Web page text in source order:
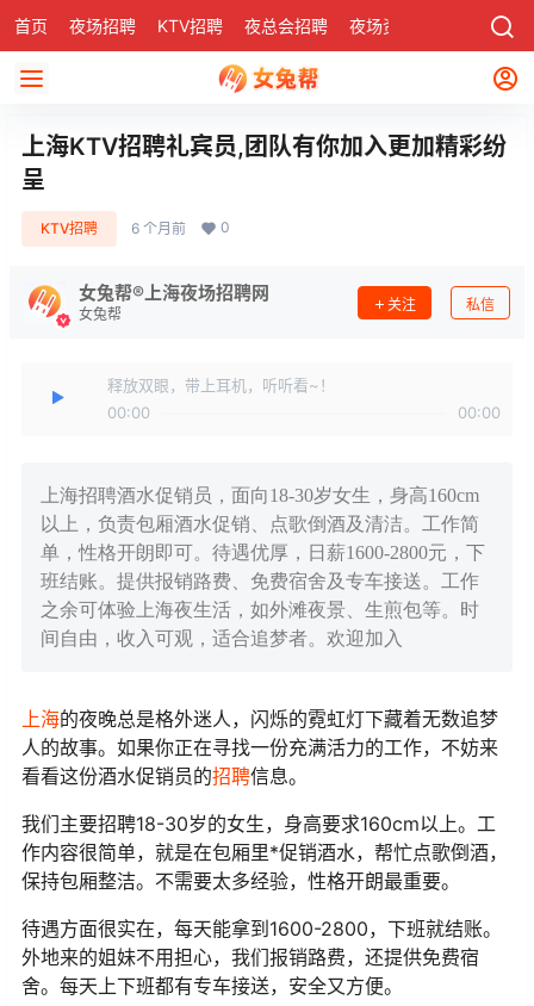
首页 夜场招聘 KTV招聘 夜总会招聘 夜场资讯 社区
上海KTV招聘礼宾员,团队有你加入更加精彩纷
呈
KTV招聘 6 个月前 0
女兔帮®上海夜场招聘网
女兔帮
关注 私信
释放双眼，带上耳机，听听看~！
00:00
00:00
上海招聘酒水促销员，面向18-30岁女生，身高160cm
以上，负责包厢酒水促销、点歌倒酒及清洁。工作简
单，性格开朗即可。待遇优厚，日薪1600-2800元，下
班结账。提供报销路费、免费宿舍及专车接送。工作
之余可体验上海夜生活，如外滩夜景、生煎包等。时
间自由，收入可观，适合追梦者。欢迎加入
上海的夜晚总是格外迷人，闪烁的霓虹灯下藏着无数追梦
人的故事。如果你正在寻找一份充满活力的工作，不妨来
看看这份酒水促销员的招聘信息。
我们主要招聘18-30岁的女生，身高要求160cm以上。工
作内容很简单，就是在包厢里*促销酒水，帮忙点歌倒酒，
保持包厢整洁。不需要太多经验，性格开朗最重要。
待遇方面很实在，每天能拿到1600-2800，下班就结账。
外地来的姐妹不用担心，我们报销路费，还提供免费宿
舍。每天上下班都有专车接送，安全又方便。